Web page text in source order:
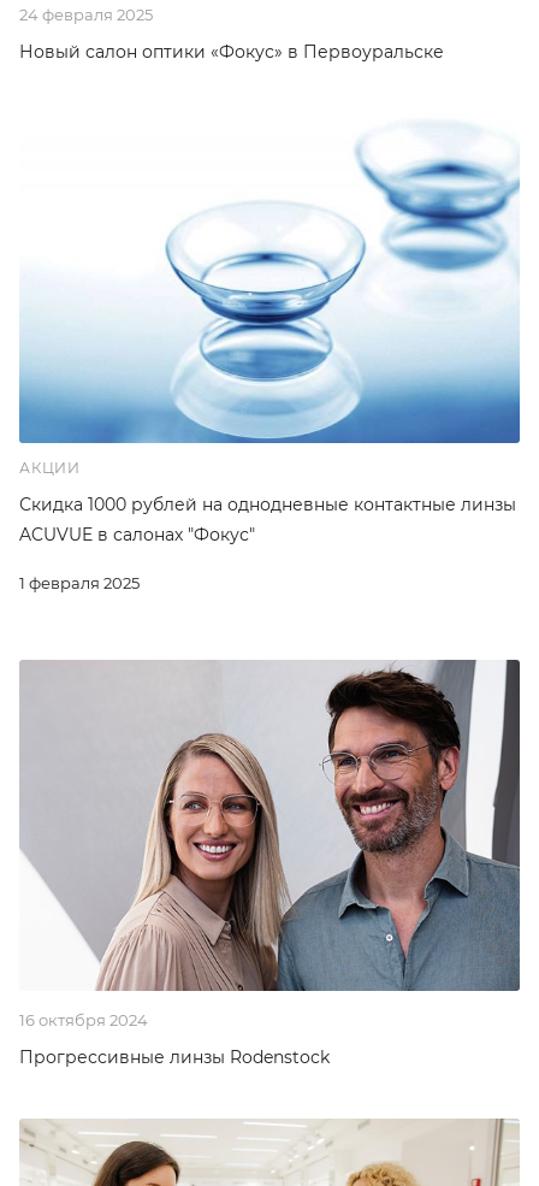
24 февраля 2025
Новый салон оптики «Фокус» в Первоуральске
АКЦИИ
1 февраля 2025
Скидка 1000 рублей на однодневные контактные линзы
ACUVUE в салонах "Фокус"
16 октября 2024
Прогрессивные линзы Rodenstock